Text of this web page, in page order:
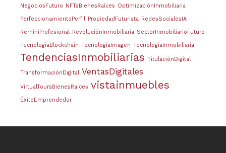
NegociosFuturo NFTsBienesRaíces OptimizaciónInmobiliaria
PerfeccionamientoPerfil PropiedadFuturista RedesSocialesIA
ReminiProfesional RevoluciónInmobiliaria SectorInmobiliarioFuturo
TecnologíaBlockchain TecnologíaImagen TecnologíaInmobiliaria
TendenciasInmobiliarias TitulaciónDigital
TransformaciónDigital VentasDigitales
VirtualToursBienesRaíces vistainmuebles
ÉxitoEmprendedor